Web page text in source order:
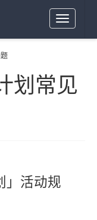
Toggle
navigation
划常见
」活动规